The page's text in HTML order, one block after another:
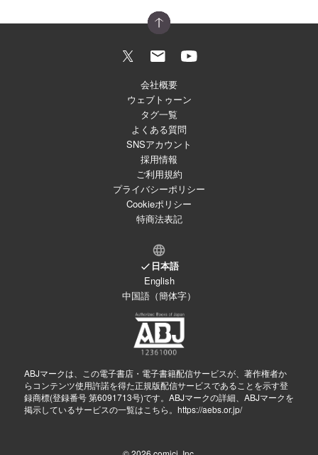
会社概要
ウェブトゥーン
タグ一覧
よくある質問
SNSアカウント
採用情報
ご利用規約
プライバシーポリシー
Cookieポリシー
特商法表記
日本語
English
中国語（簡体字）
ABJマークは、この電子書店・電子書籍配信サービスが、著作権者か
らコンテンツ使用許諾を得た正規版配信サービスであることを示す登
録商標(登録番号 第6091713号)です。ABJマークの詳細、ABJマークを
掲示しているサービスの一覧はこちら。 https://aebs.or.jp/